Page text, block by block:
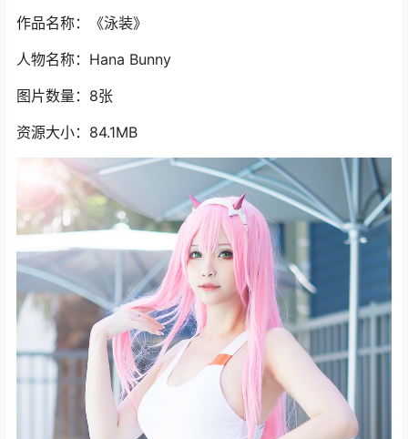
作品名称：《泳装》
人物名称：Hana Bunny
图片数量：8张
资源大小：84.1MB